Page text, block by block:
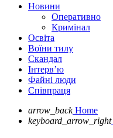
Новини
Оперативно
Кримінал
Освіта
Воїни тилу
Скандал
Інтерв’ю
Файні люди
Співпраця
arrow_back Home
keyboard_arrow_right